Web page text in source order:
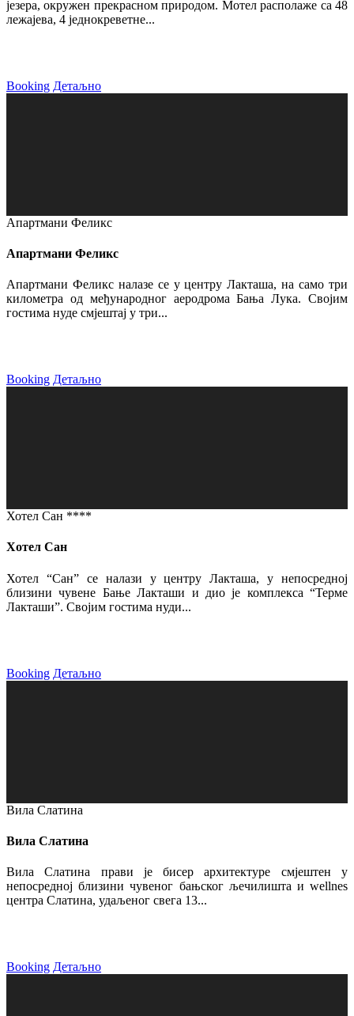
језера, окружен прекрасном природом. Мотел располаже са 48
лежајева, 4 једнокреветне...
Booking Детаљно
Апартмани Феликс
Апартмани Феликс
Апартмани Феликс налазе се у центру Лакташа, на само три
километра од међународног аеродрома Бања Лука. Својим
гостима нуде смјештај у три...
Booking Детаљно
Хотел Сан ****
Хотел Сан
Хотел “Сан” се налази у центру Лакташа, у непосредној
близини чувене Бање Лакташи и дио је комплекса “Терме
Лакташи”. Својим гостима нуди...
Booking Детаљно
Вила Слатина
Вила Слатина
Вила Слатина прави је бисер архитектуре смјештен у
непосредној близини чувеног бањског љечилишта и wellnes
центра Слатина, удаљеног свега 13...
Booking Детаљно